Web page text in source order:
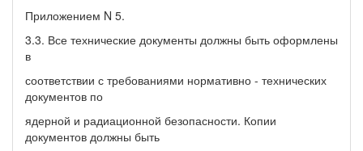
Приложением N 5.
3.3. Все технические документы должны быть оформлены
в
соответствии с требованиями нормативно - технических
документов по
ядерной и радиационной безопасности. Копии
документов должны быть